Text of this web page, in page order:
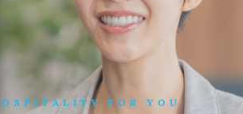
FOR YOU